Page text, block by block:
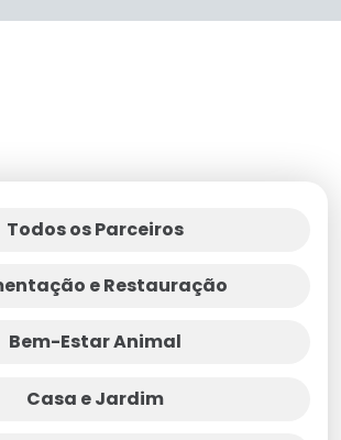
Todos os Parceiros
e Restauração
Bem-Estar Animal
Casa e Jardim